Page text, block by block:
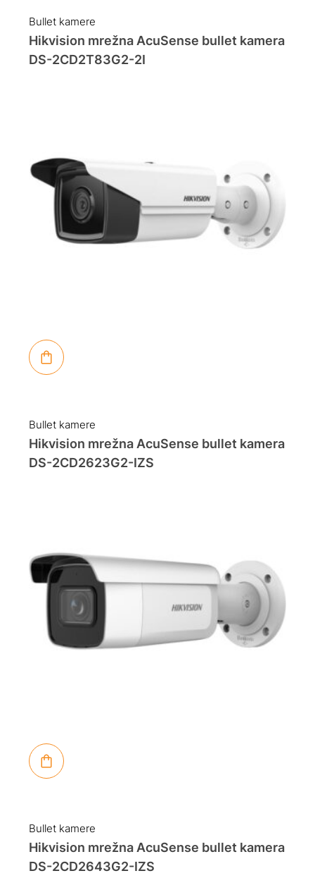
Bullet kamere
Hikvision mrežna AcuSense bullet kamera
DS-2CD2T83G2-2I
Bullet kamere
Hikvision mrežna AcuSense bullet kamera
DS-2CD2623G2-IZS
Bullet kamere
Hikvision mrežna AcuSense bullet kamera
DS-2CD2643G2-IZS